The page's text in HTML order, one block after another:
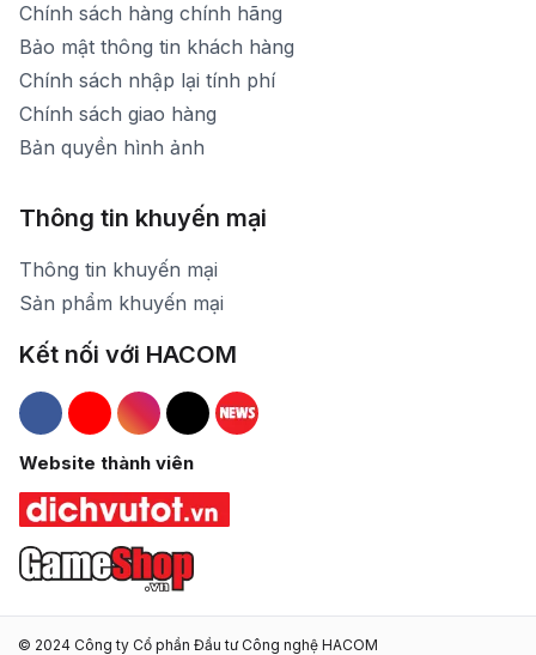
Chính sách hàng chính hãng
Bảo mật thông tin khách hàng
Chính sách nhập lại tính phí
Chính sách giao hàng
Bản quyền hình ảnh
Thông tin khuyến mại
Thông tin khuyến mại
Sản phẩm khuyến mại
Kết nối với HACOM
Hacom Facebook
Hacom YouTube
Hacom Instagram
Hacom TikTok
Website thành viên
© 2024 Công ty Cổ phần Đầu tư Công nghệ HACOM